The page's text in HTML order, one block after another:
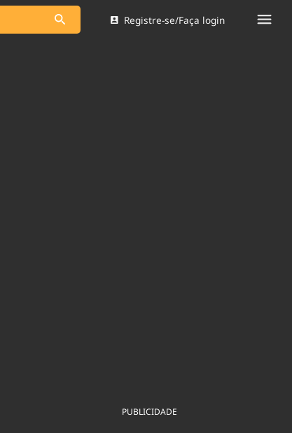
Registre-se/Faça login
PUBLICIDADE